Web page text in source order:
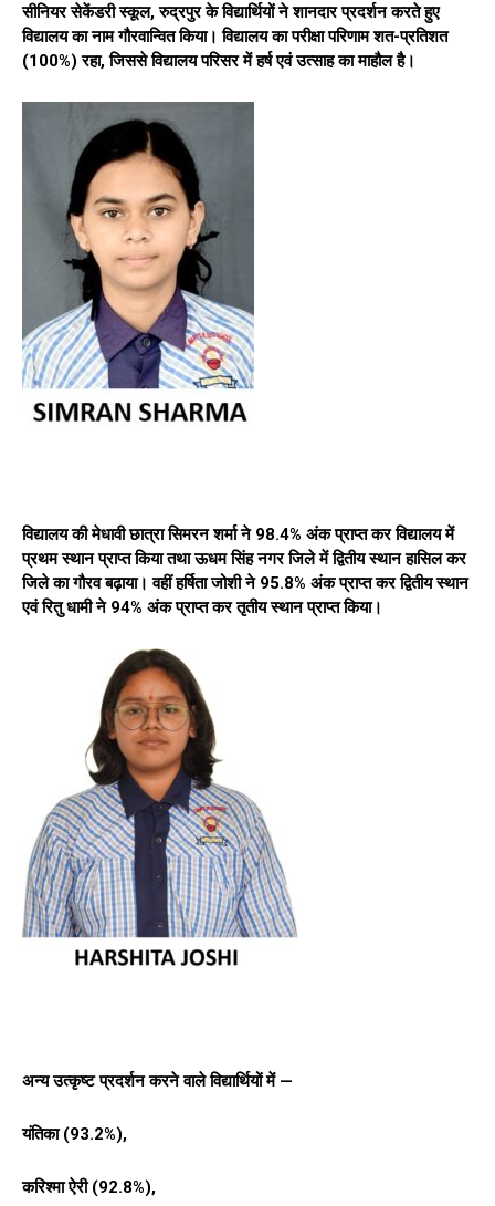
सीनियर सेकेंडरी स्कूल, रुद्रपुर के विद्यार्थियों ने शानदार प्रदर्शन करते हुए
विद्यालय का नाम गौरवान्वित किया। विद्यालय का परीक्षा परिणाम शत-प्रतिशत
(100%) रहा, जिससे विद्यालय परिसर में हर्ष एवं उत्साह का माहौल है।
विद्यालय की मेधावी छात्रा सिमरन शर्मा ने 98.4% अंक प्राप्त कर विद्यालय में
प्रथम स्थान प्राप्त किया तथा ऊधम सिंह नगर जिले में द्वितीय स्थान हासिल कर
जिले का गौरव बढ़ाया। वहीं हर्षिता जोशी ने 95.8% अंक प्राप्त कर द्वितीय स्थान
एवं रितु धामी ने 94% अंक प्राप्त कर तृतीय स्थान प्राप्त किया।
अन्य उत्कृष्ट प्रदर्शन करने वाले विद्यार्थियों में —
यंतिका (93.2%),
करिश्मा ऐरी (92.8%),